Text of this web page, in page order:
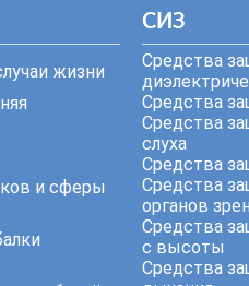
жизни
и сферы
СИЗ
Средства
Средства
Средства
слуха
Средства
Средства
органов
Средства
с высоты
Средства